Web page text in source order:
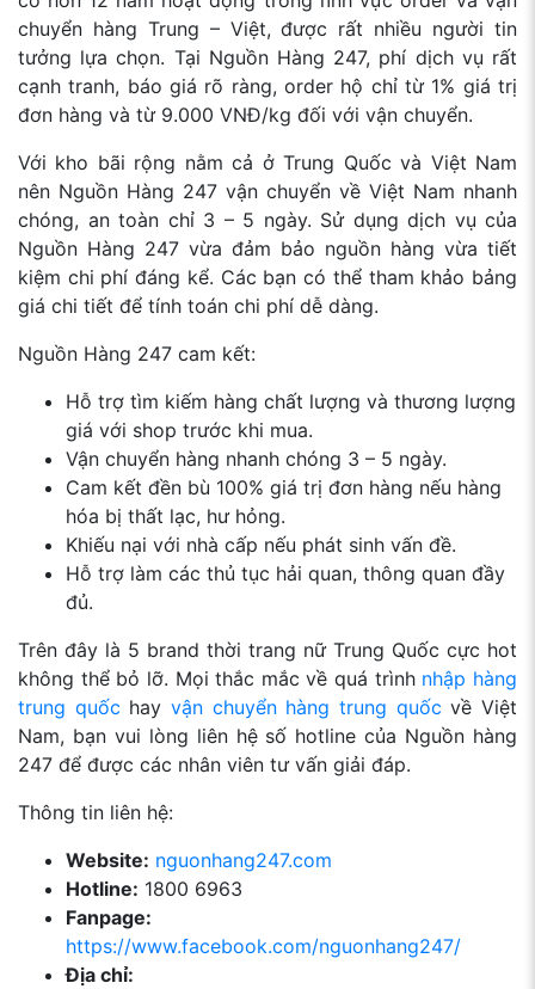
chuyển hàng Trung – Việt, được rất nhiều người tin
tưởng lựa chọn. Tại Nguồn Hàng 247, phí dịch vụ rất
cạnh tranh, báo giá rõ ràng, order hộ chỉ từ 1% giá trị
đơn hàng và từ 9.000 VNĐ/kg đối với vận chuyển.
Với kho bãi rộng nằm cả ở Trung Quốc và Việt Nam
nên Nguồn Hàng 247 vận chuyển về Việt Nam nhanh
chóng, an toàn chỉ 3 – 5 ngày. Sử dụng dịch vụ của
Nguồn Hàng 247 vừa đảm bảo nguồn hàng vừa tiết
kiệm chi phí đáng kể. Các bạn có thể tham khảo bảng
giá chi tiết để tính toán chi phí dễ dàng.
Nguồn Hàng 247 cam kết:
Hỗ trợ tìm kiếm hàng chất lượng và thương lượng
giá với shop trước khi mua.
Vận chuyển hàng nhanh chóng 3 – 5 ngày.
Cam kết đền bù 100% giá trị đơn hàng nếu hàng
hóa bị thất lạc, hư hỏng.
Khiếu nại với nhà cấp nếu phát sinh vấn đề.
Hỗ trợ làm các thủ tục hải quan, thông quan đầy
đủ.
Trên đây là 5 brand thời trang nữ Trung Quốc cực hot
không thể bỏ lỡ. Mọi thắc mắc về quá trình nhập hàng
trung quốc hayvận chuyển hàng trung quốc về Việt
Nam, bạn vui lòng liên hệ số hotline của Nguồn hàng
247 để được các nhân viên tư vấn giải đáp.
Thông tin liên hệ:
Website: nguonhang247.com
Hotline: 1800 6963
Fanpage:
https://www.facebook.com/nguonhang247/
Địa chỉ: